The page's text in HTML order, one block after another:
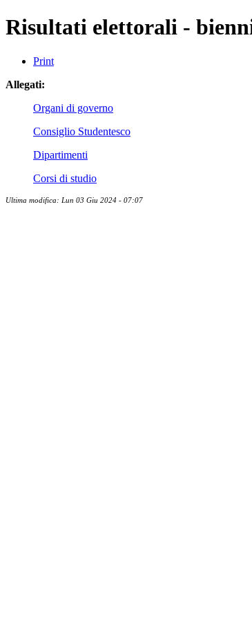
Risultati elettorali -
Print
Allegati:
Organi di governo
Consiglio Studentesco
Dipartimenti
Corsi di studio
Ultima modifica: Lun 03 Giu 2024 - 07:07